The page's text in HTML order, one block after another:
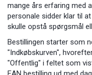
mange års erfaring med
personale sidder klar til
skulle opstå spørgsmål
Bestillingen starter som
"Indkøbskurven",
"Offentlig" i feltet som